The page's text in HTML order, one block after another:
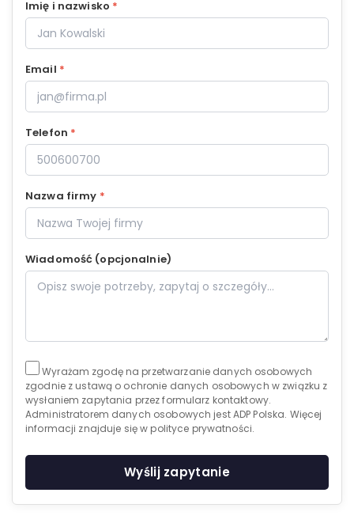
Imię i nazwisko *
Email *
Telefon *
Nazwa firmy *
Wiadomość (opcjonalnie)
Wyrażam zgodę na przetwarzanie danych osobowych
zgodnie z ustawą o ochronie danych osobowych w związku z
wysłaniem zapytania przez formularz kontaktowy.
Administratorem danych osobowych jest ADP Polska. Więcej
informacji znajduje się w polityce prywatności.
Wyślij zapytanie